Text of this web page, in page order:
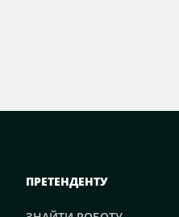
ПРЕТЕНДЕНТУ